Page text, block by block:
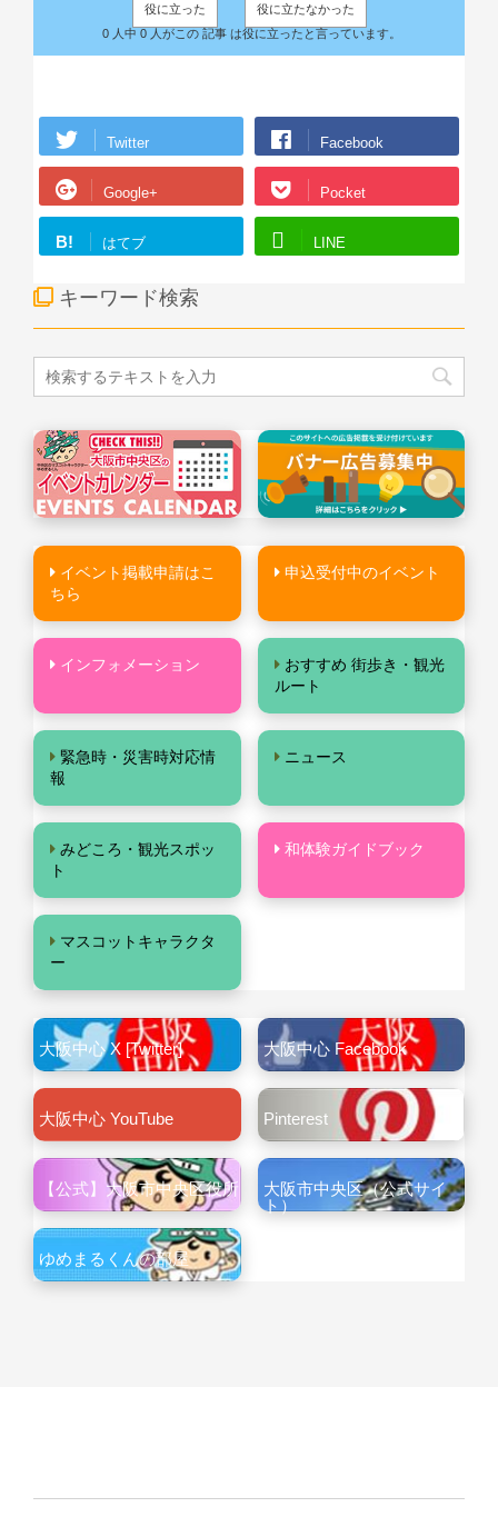
役に立った
役に立たなかった
0 人中 0 人がこの 記事 は役に立ったと言っています。
Twitter Facebook
Google+ Pocket
B! はてブ LINE
キーワード検索
イベント掲載申請はこ
ちら
申込受付中のイベント
インフォメーション
おすすめ 街歩き・観光
ルート
緊急時・災害時対応情
報
ニュース
みどころ・観光スポッ
ト
和体験ガイドブック
マスコットキャラクタ
ー
大阪中心 X [Twitter] 大阪中心 Facebook
大阪中心 YouTube Pinterest
【公式】大阪市中央区役所
大阪市中央区（公式サイ
ト）
ゆめまるくんの部屋